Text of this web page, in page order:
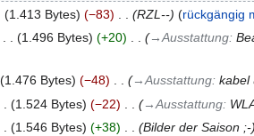
1.413 Bytes −83 RZL--
rückgängig
1.496 Bytes +20 →‎Ausstattung:
1.476 Bytes −48 →‎Ausstattung: kabel
1.524 Bytes −22 →‎Ausstattung:
1.546 Bytes +38 Bilder der Saison ;-)